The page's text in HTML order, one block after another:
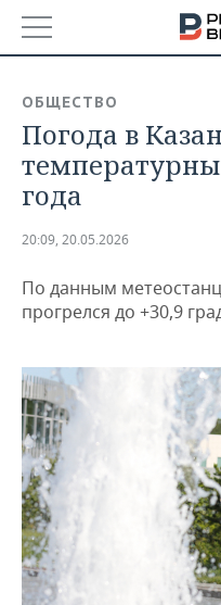
БАШКОРТОСТАН
ТАТАРСТАН
НОВОСТИ
АНАЛИТИКА
ДЕКЛАРАЦИИ О
КОРОЛИ ГОСЗАКАЗА
ВУЗЫ ТАТАРСТАНА
КОМУ ПРИНАДЛЕЖАТ
ТОРГОВЫЕ ЦЕНТРЫ
ТАТАРСТАНА
НОВОСТИ ЭКОНОМИКИ
ФИНАНСЫ
БАНКИ
БЮДЖЕТ
ИНВЕСТИЦИИ
ПРОМЫШЛЕННОСТЬ
НОВОСТИ
АГРОПРОМ
МАШИНОСТРОЕНИЕ
НЕФТЕХИМИЯ
НЕФТЬ
ОПК
НЕДВИЖИМОСТЬ
НОВОСТИ
АВТО
НОВОСТИ АВТО
БИЗНЕС
НОВОСТИ БИЗНЕСА
РОЗНИЧНАЯ
ТРАНСПОРТ
ТЕХНОЛОГИИ
НОВОСТИ
IT
МЕРОПРИЯТИЯ
НОВОСТИ
СПОРТ
ОБЩЕСТВО
Погода в
года
20:09, 20.05.2026
По данным
прогрелся до +30,9